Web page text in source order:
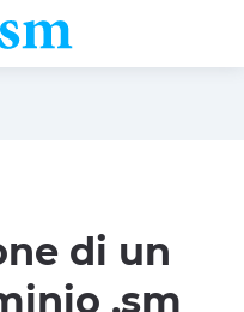
di un
.sm